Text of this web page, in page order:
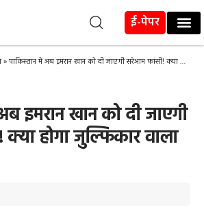
ई-पेपर
»पाकिस्‍तान में अब इमरान खान को दी जाएगी सरेआम फांसी! क्या होगा जुल्फिकार वाला हश्र
इमरान खान को दी जाएगी
होगा जुल्फिकार वाला